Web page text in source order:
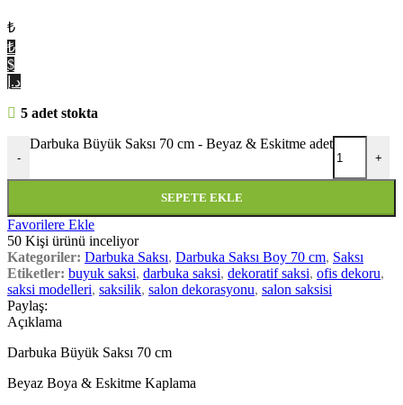
₺
₺
$
د.إ
5 adet stokta
-
Darbuka Büyük Saksı 70 cm - Beyaz & Eskitme adet
+
SEPETE EKLE
Favorilere Ekle
50 Kişi ürünü inceliyor
Kategoriler: Darbuka Saksı, Darbuka Saksı Boy 70 cm, Saksı
Etiketler: buyuk saksi, darbuka saksi, dekoratif saksi, ofis dekoru,
saksi modelleri, saksilik, salon dekorasyonu, salon saksisi
Paylaş:
Açıklama
Darbuka Büyük Saksı 70 cm
Beyaz Boya & Eskitme Kaplama